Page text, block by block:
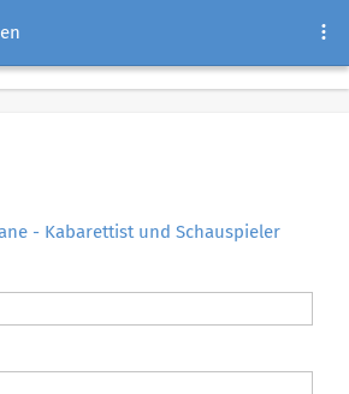
- Kabarettist und Schauspieler